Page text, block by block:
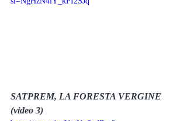
SATPREM, LA FORESTA VERGINE
(video 3)